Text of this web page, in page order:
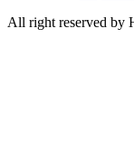
All right reserved by